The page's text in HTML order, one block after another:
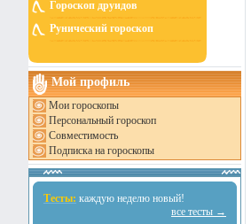
Гороскоп друидов
Рунический гороскоп
Мой профиль
Мои гороскопы
Персональный гороскоп
Совместимость
Подписка на гороскопы
Тесты: каждую неделю новый!
все тесты →